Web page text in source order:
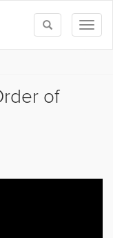
Toggle
search
of